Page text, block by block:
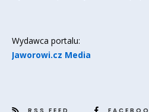
Wydawca portalu:
Jaworowi.cz Media